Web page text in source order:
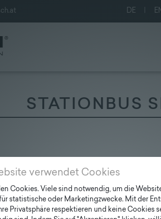
DE
STATIONBUS
verwendet Cookies
Cookies. Viele sind notwendig, um die
statistische oder Marketingzwecke. Mit der
Privatsphäre respektieren und keine Cookies